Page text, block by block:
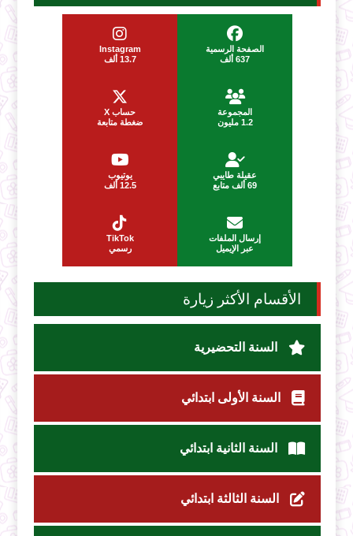
الصفحة الرسمية
637 ألف
Instagram
13.7 ألف
المجموعة
1.2 مليون
حساب X
ضغطة متابعة
عقيلة طايبي
69 ألف متابع
يوتيوب
12.5 ألف
إرسال الملفات
عبر الإيميل
TikTok
رسمي
الأقسام الأكثر زيارة
السنة التحضيرية
السنة الأولى ابتدائي
السنة الثانية ابتدائي
السنة الثالثة ابتدائي